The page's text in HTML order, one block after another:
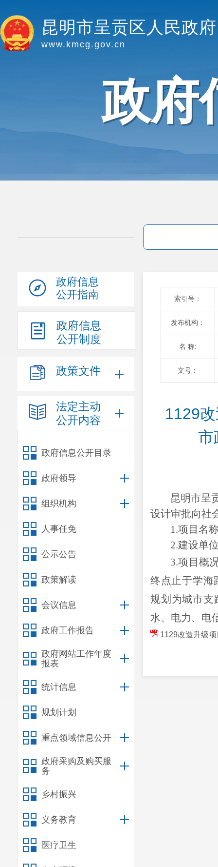
昆明市呈贡区人民政府
www.kmcg.gov.cn
政府
政府信息
公开指南
政府信息
公开制度
政策文件
法定主动
公开内容
政府信息公开目录
政府领导
组织机构
人事任免
公示公告
政策解读
会议信息
政府工作报告
政府网站工作年度
报表
统计信息
规划计划
重点领域信息公开
政府采购及购买服
务
乡村振兴
义务教育
医疗卫生
索引号：
发布机构：
名 称:
文号：
1129
市
昆明市呈
设计审批向社
1.项目名
2.建设单
3.项目概
终点止于学海
规划为城市支
水、电力、
1129改造升级